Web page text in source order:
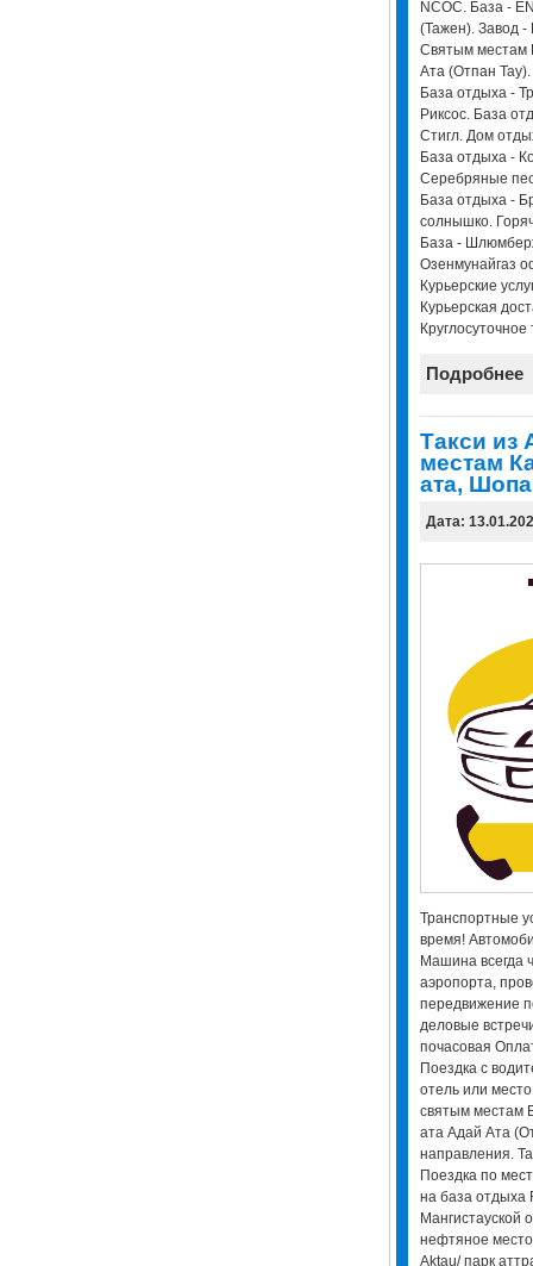
NCOC. База -
(Тажен). Завод -
Святым местам
Ата (Отпан
База отдыха -
Риксос. База
Стигл. Дом
База отдыха -
Серебряные
База отдыха -
солнышко.
База -
Озенмунайгаз
Курьерские
Курьерская
Подробнее
Такси из
местам
ата,
Дата:
Транспортные
время!
Машина всегда
аэропорта,
передвижение
деловые
почасовая
Поездка с
отель или
святым местам
ата Адай Ата
направления.
Поездка по
на база отдыха
Мангистауской
нефтяное
Aktau/ парк